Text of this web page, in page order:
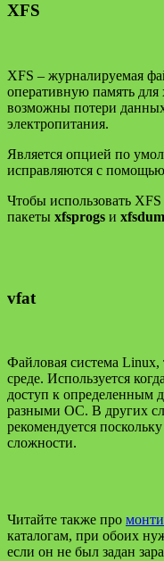
XFS
XFS – журналируемая
оперативную память
возможны потери
электропитания.
Является опцией по
исправляются с
Чтобы использовать XFS
пакеты xfsprogs и
vfat
Файловая система
среде. Используется
доступ к определенным
разными ОС. В других
рекомендуется
сложности.
Читайте также про
каталогам, при обоих
если он не был задан